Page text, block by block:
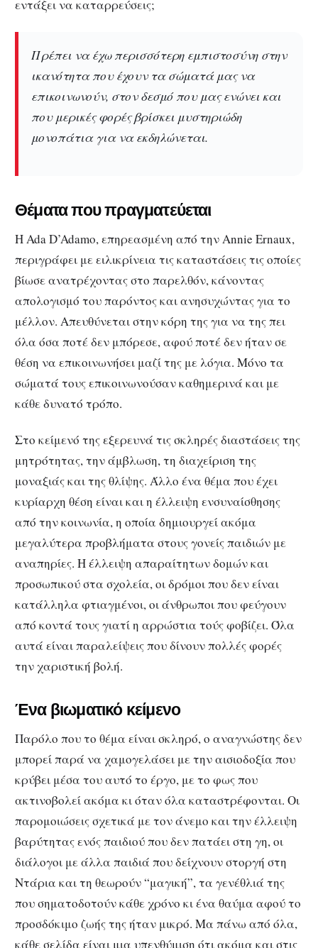
εντάξει να καταρρεύσεις;
Πρέπει να έχω περισσότερη εμπιστοσύνη στην
ικανότητα που έχουν τα σώματά μας να
επικοινωνούν, στον δεσμό που μας ενώνει και
που μερικές φορές βρίσκει μυστηριώδη
μονοπάτια για να εκδηλώνεται.
Θέματα που πραγματεύεται
Η Ada D’Adamo, επηρεασμένη από την Annie Ernaux,
περιγράφει με ειλικρίνεια τις καταστάσεις τις οποίες
βίωσε ανατρέχοντας στο παρελθόν, κάνοντας
απολογισμό του παρόντος και ανησυχώντας για το
μέλλον. Απευθύνεται στην κόρη της για να της πει
όλα όσα ποτέ δεν μπόρεσε, αφού ποτέ δεν ήταν σε
θέση να επικοινωνήσει μαζί της με λόγια. Μόνο τα
σώματά τους επικοινωνούσαν καθημερινά και με
κάθε δυνατό τρόπο.
Στο κείμενό της εξερευνά τις σκληρές διαστάσεις της
μητρότητας, την άμβλωση, τη διαχείριση της
μοναξιάς και της θλίψης. Άλλο ένα θέμα που έχει
κυρίαρχη θέση είναι και η έλλειψη ενσυναίσθησης
από την κοινωνία, η οποία δημιουργεί ακόμα
μεγαλύτερα προβλήματα στους γονείς παιδιών με
αναπηρίες. Η έλλειψη απαραίτητων δομών και
προσωπικού στα σχολεία, οι δρόμοι που δεν είναι
κατάλληλα φτιαγμένοι, οι άνθρωποι που φεύγουν
από κοντά τους γιατί η αρρώστια τούς φοβίζει. Όλα
αυτά είναι παραλείψεις που δίνουν πολλές φορές
την χαριστική βολή.
Ένα βιωματικό κείμενο
Παρόλο που το θέμα είναι σκληρό, ο αναγνώστης δεν
μπορεί παρά να χαμογελάσει με την αισιοδοξία που
κρύβει μέσα του αυτό το έργο, με το φως που
ακτινοβολεί ακόμα κι όταν όλα καταστρέφονται. Οι
παρομοιώσεις σχετικά με τον άνεμο και την έλλειψη
βαρύτητας ενός παιδιού που δεν πατάει στη γη, οι
διάλογοι με άλλα παιδιά που δείχνουν στοργή στη
Ντάρια και τη θεωρούν “μαγική”, τα γενέθλιά της
που σηματοδοτούν κάθε χρόνο κι ένα θαύμα αφού το
προσδόκιμο ζωής της ήταν μικρό. Μα πάνω από όλα,
κάθε σελίδα είναι μια υπενθύμιση ότι ακόμα και στις